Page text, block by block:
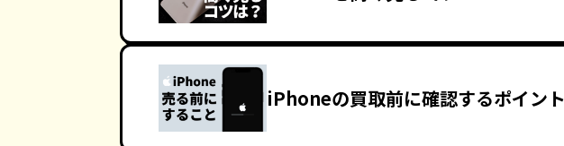
iPhoneの買取前に確認するポイント